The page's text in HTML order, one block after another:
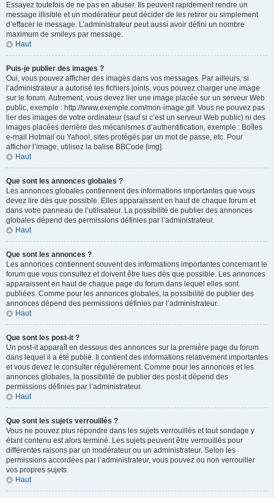
Essayez toutefois de ne pas en abuser. Ils peuvent rapidement rendre un
message illisible et un modérateur peut décider de les retirer ou simplement
d’effacer le message. L’administrateur peut aussi avoir défini un nombre
maximum de smileys par message.
Haut
Puis-je publier des images ?
Oui, vous pouvez afficher des images dans vos messages. Par ailleurs, si
l’administrateur a autorisé les fichiers joints, vous pouvez charger une image
sur le forum. Autrement, vous devez lier une image placée sur un serveur Web
public, exemple : http://www.exemple.com/mon-image.gif. Vous ne pouvez pas
lier des images de votre ordinateur (sauf si c’est un serveur Web public) ni des
images placées derrière des mécanismes d’authentification, exemple : Boîtes
e-mail Hotmail ou Yahoo!, sites protégés par un mot de passe, etc. Pour
afficher l’image, utilisez la balise BBCode [img].
Haut
Que sont les annonces globales ?
Les annonces globales contiennent des informations importantes que vous
devez lire dès que possible. Elles apparaissent en haut de chaque forum et
dans votre panneau de l’utilisateur. La possibilité de publier des annonces
globales dépend des permissions définies par l’administrateur.
Haut
Que sont les annonces ?
Les annonces contiennent souvent des informations importantes concernant le
forum que vous consultez et doivent être lues dès que possible. Les annonces
apparaissent en haut de chaque page du forum dans lequel elles sont
publiées. Comme pour les annonces globales, la possibilité de publier des
annonces dépend des permissions définies par l’administrateur.
Haut
Que sont les post-it ?
Un post-it apparaît en dessous des annonces sur la première page du forum
dans lequel il a été publié. Il contient des informations relativement importantes
et vous devez le consulter régulièrement. Comme pour les annonces et les
annonces globales, la possibilité de publier des post-it dépend des
permissions définies par l’administrateur.
Haut
Que sont les sujets verrouillés ?
Vous ne pouvez plus répondre dans les sujets verrouillés et tout sondage y
étant contenu est alors terminé. Les sujets peuvent être verrouillés pour
différentes raisons par un modérateur ou un administrateur. Selon les
permissions accordées par l’administrateur, vous pouvez ou non verrouiller
vos propres sujets.
Haut